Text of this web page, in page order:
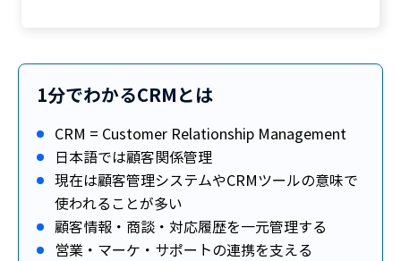
1分でわかるCRMとは
CRM = Customer Relationship Management
日本語では顧客関係管理
現在は顧客管理システムやCRMツールの意味で
使われることが多い
顧客情報・商談・対応履歴を一元管理する
営業・マーケ・サポートの連携を支える